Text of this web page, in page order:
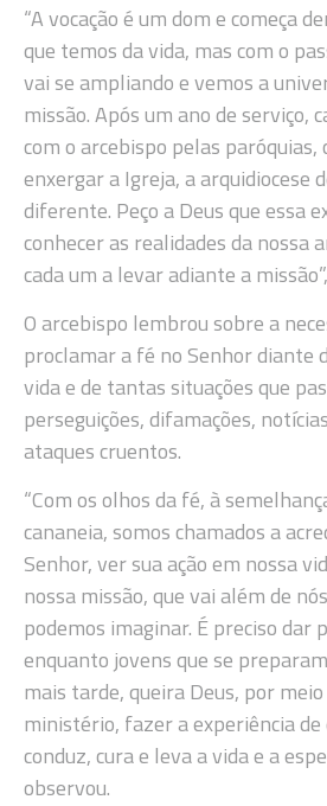
“A vocação é um dom e começa
que temos da vida, mas com o
vai se ampliando e vemos a
missão. Após um ano de serviço,
com o arcebispo pelas paróquias,
enxergar a Igreja, a arquidiocese
diferente. Peço a Deus que essa
conhecer as realidades da nossa
cada um a levar adiante a
O arcebispo lembrou sobre a
proclamar a fé no Senhor diante
vida e de tantas situações que
perseguições, difamações,
ataques cruentos.
“Com os olhos da fé, à
cananeia, somos chamados a
Senhor, ver sua ação em nossa
nossa missão, que vai além de
podemos imaginar. É preciso dar
enquanto jovens que se
mais tarde, queira Deus, por
ministério, fazer a experiência de
conduz, cura e leva a vida e a
observou.